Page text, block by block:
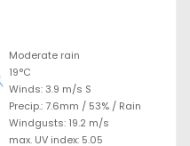
Moderate rain
19°C
Winds: 3.9 m/s S
Precip.:7.6mm / 53% / Rain
Windgusts: 19.2 m/s
max. UV index: 5.05